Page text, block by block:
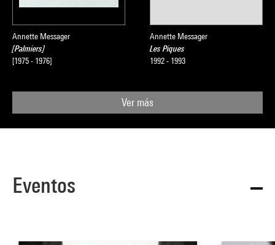
Annette Messager
[Palmiers]
[1975 - 1976]
Annette Messager
Les Piques
1992 - 1993
Ver más
Eventos